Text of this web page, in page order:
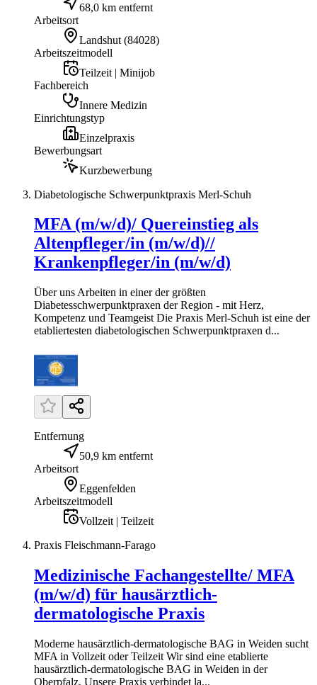
68,0 km entfernt
Arbeitsort
Landshut (84028)
Arbeitszeitmodell
Teilzeit | Minijob
Fachbereich
Innere Medizin
Einrichtungstyp
Einzelpraxis
Bewerbungsart
Kurzbewerbung
Diabetologische Schwerpunktpraxis Merl-Schuh
MFA (m/w/d)/ Quereinstieg als
Altenpfleger/in (m/w/d)//
Krankenpfleger/in (m/w/d)
Über uns Arbeiten in einer der größten
Diabetesschwerpunktpraxen der Region - mit Herz,
Kompetenz und Teamgeist Die Praxis Merl-Schuh ist eine der
etabliertesten diabetologischen Schwerpunktpraxen d...
Entfernung
50,9 km entfernt
Arbeitsort
Eggenfelden
Arbeitszeitmodell
Vollzeit | Teilzeit
Praxis Fleischmann-Farago
Medizinische Fachangestellte/ MFA
(m/w/d) für hausärztlich-
dermatologische Praxis
Moderne hausärztlich-dermatologische BAG in Weiden sucht
MFA in Vollzeit oder Teilzeit Wir sind eine etablierte
hausärztlich-dermatologische BAG in Weiden in der
Oberpfalz. Unsere Praxis verbindet la...